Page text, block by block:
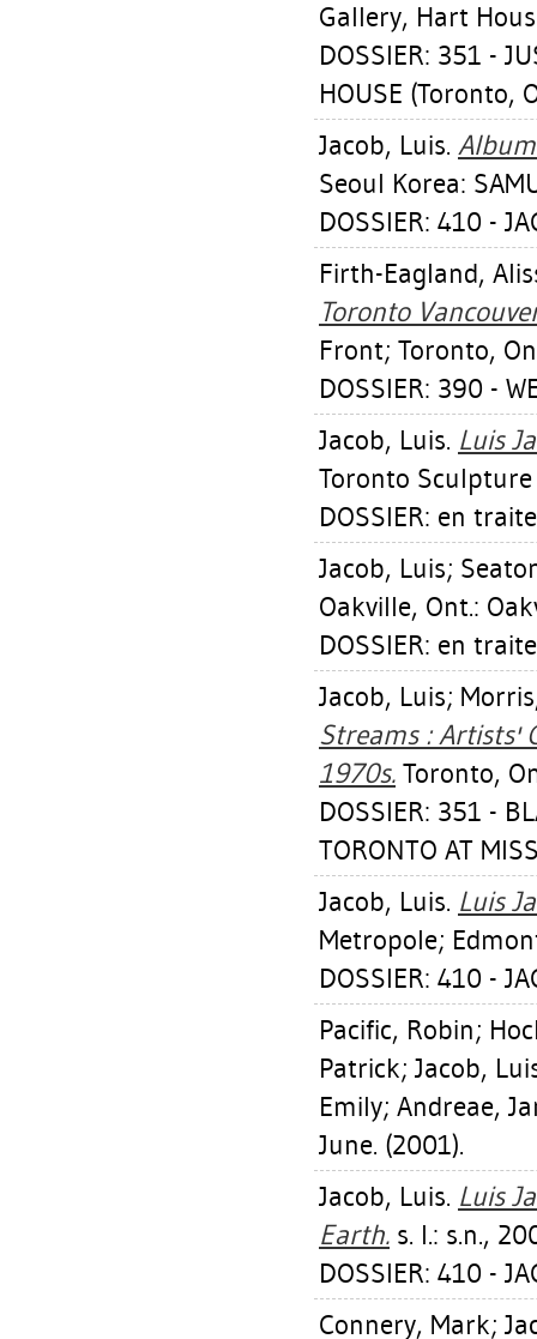
Gallery, Hart
DOSSIER: 351 -
HOUSE (Toronto,
Jacob, Luis.
Seoul Korea:
DOSSIER: 410 -
Firth-Eagland,
Toronto
Front; Toronto,
DOSSIER: 390 -
Jacob, Luis. Luis
Toronto
DOSSIER: en
Jacob, Luis;
Oakville, Ont.:
DOSSIER: en
Jacob, Luis;
Streams : Artists'
1970s. Toronto,
DOSSIER: 351 -
TORONTO AT
Jacob, Luis. Luis
Metropole;
DOSSIER: 410 -
Pacific, Robin;
Patrick; Jacob,
Emily; Andreae,
June. (2001).
Jacob, Luis. Luis
Earth. s. l.: s.n.,
DOSSIER: 410 -
Connery, Mark;